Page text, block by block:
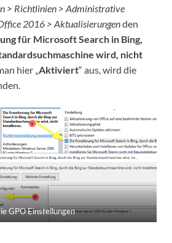
> Richtlinien > Administrative
2016 > Aktualisierungenden
für Microsoft Search in Bing,
wird, nicht
hier „Aktiviert“ aus, wird die
GPO Einstellungen